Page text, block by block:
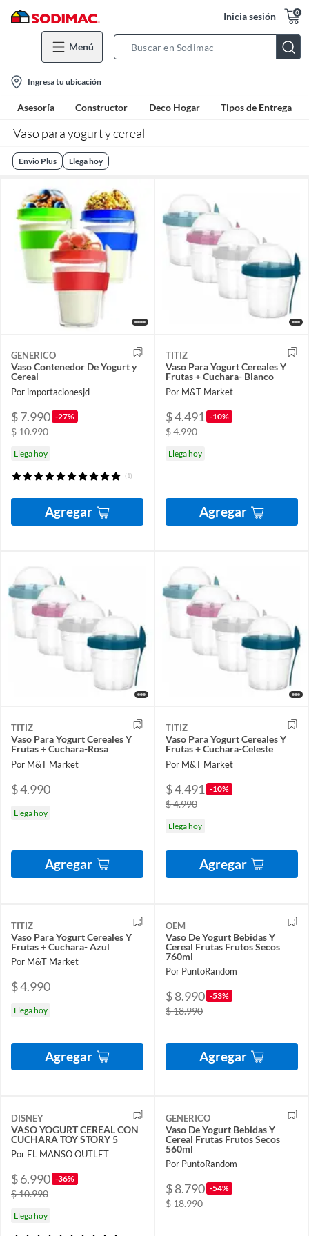
Inicia sesión 0
Menú
Bar
location-
icon
Ingresa tu ubicación
Asesoría Constructor Deco Hogar Tipos de Entrega
Vaso para yogurt y cereal
Envio Plus Llega hoy
GENERICO
Vaso Contenedor De Yogurt y
Cereal
Por importacionesjd
$ 7.990 -27%
$ 10.990
Llega hoy
(1)
Agregar
TITIZ
Vaso Para Yogurt Cereales Y
Frutas + Cuchara- Blanco
Por M&T Market
$ 4.491 -10%
$ 4.990
Llega hoy
Agregar
TITIZ
Vaso Para Yogurt Cereales Y
Frutas + Cuchara-Rosa
Por M&T Market
$ 4.990
Llega hoy
Agregar
TITIZ
Vaso Para Yogurt Cereales Y
Frutas + Cuchara-Celeste
Por M&T Market
$ 4.491 -10%
$ 4.990
Llega hoy
Agregar
TITIZ
Vaso Para Yogurt Cereales Y
Frutas + Cuchara- Azul
Por M&T Market
$ 4.990
Llega hoy
Agregar
OEM
Vaso De Yogurt Bebidas Y
Cereal Frutas Frutos Secos
760ml
Por PuntoRandom
$ 8.990 -53%
$ 18.990
Agregar
DISNEY
VASO YOGURT CEREAL CON
CUCHARA TOY STORY 5
Por EL MANSO OUTLET
$ 6.990 -36%
$ 10.990
Llega hoy
GENERICO
Vaso De Yogurt Bebidas Y
Cereal Frutas Frutos Secos
560ml
Por PuntoRandom
$ 8.790 -54%
$ 18.990